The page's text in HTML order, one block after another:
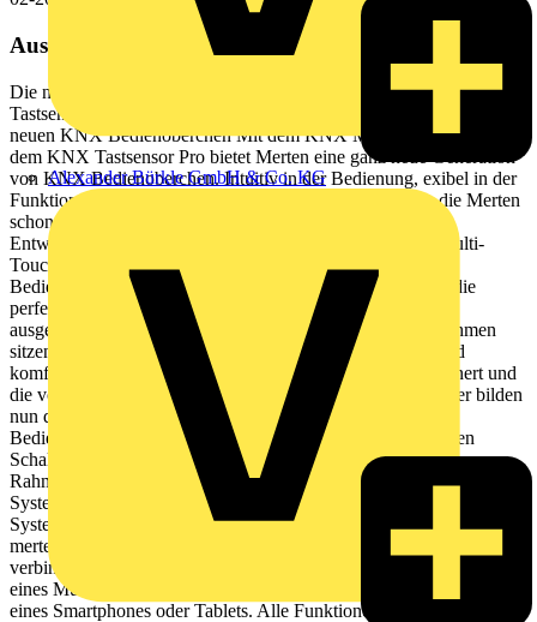
Alexander Bürkle GmbH & Co. KG
Aus diesem Dokument
Die neuen KNX Bedienoberchen KNX Multi-Touch Pro / KNX
Tastsensor Pro merten.de 2 merten.de Innovativ und intuitiv die
neuen KNX Bedienoberchen Mit dem KNX Multi-Touch Pro und
dem KNX Tastsensor Pro bietet Merten eine ganz neue Generation
von KNX Bedienoberchen. Intuitiv in der Bedienung, exibel in der
Funktion und elegant im Design Kundenanforderungen, die Merten
schon heute unter dem Leitgedanken Life Is On bei der
Entwicklung neuer Produkte konsequent umsetzt. KNX Multi-
Touch Pro und KNX Tastsensor Pro Die neuen KNX
Bedienoberchen Multi-Touch Pro und Tastsensor Pro sind die
perfekte Ergnzung einer modernen KNX Installation. Ein
ausgereiftes Design, mit Einstzen, die besonders ach im Rahmen
sitzen, eine neue Bedienphilosophie, die an das intuitive und
komfortable Bedienen eines Smartphones oder Tablets erinnert und
die volle Funktionsvielfalt herkmmlicher Multifunktionstaster bilden
nun die perfekte Fusion aus Komfort und Design. Beide
Bedienoberchen sind sowohl im System M als auch im neuen
Schalterprogramm System Design erhltlich, das mit dem
Rahmendesign D-Life seinen Auftakt findet. KNX Multi-Touch Pro
System Design, D-Life Metall, Nickelmetallic KNX Tastsensor Pro
System Design, D-Life Metall, Nickelmetallic merten.de 3 4
merten.de KNX Multi-Touch Pro Der neue KNX Multi-Touch Pro
verbindet die Funktionsvielfalt eines Raumtemperaturreglers und
eines Multifunktionstasters mit der intuitiven Bedienphilosophie
eines Smartphones oder Tablets. Alle Funktionen sind ber das...